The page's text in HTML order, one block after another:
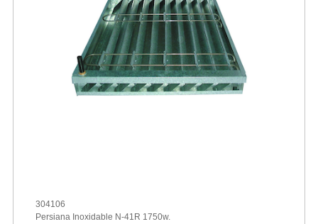
304106
Persiana Inoxidable N-41R 1750w.